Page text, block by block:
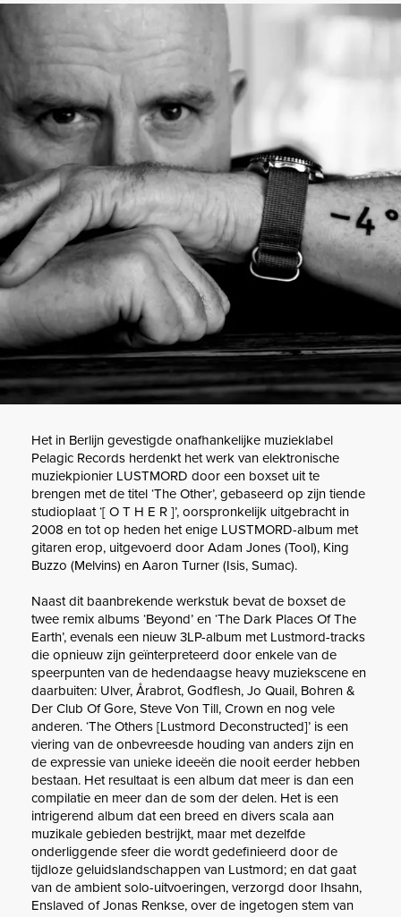
Het in Berlijn gevestigde onafhankelijke muzieklabel
Pelagic Records herdenkt het werk van elektronische
muziekpionier LUSTMORD door een boxset uit te
brengen met de titel ‘The Other’, gebaseerd op zijn tiende
studioplaat ‘[ O T H E R ]’, oorspronkelijk uitgebracht in
2008 en tot op heden het enige LUSTMORD-album met
gitaren erop, uitgevoerd door Adam Jones (Tool), King
Buzzo (Melvins) en Aaron Turner (Isis, Sumac).
Naast dit baanbrekende werkstuk bevat de boxset de
twee remix albums ‘Beyond’ en ‘The Dark Places Of The
Earth’, evenals een nieuw 3LP-album met Lustmord-tracks
die opnieuw zijn geïnterpreteerd door enkele van de
speerpunten van de hedendaagse heavy muziekscene en
daarbuiten: Ulver, Årabrot, Godflesh, Jo Quail, Bohren &
Der Club Of Gore, Steve Von Till, Crown en nog vele
anderen. ‘The Others [Lustmord Deconstructed]’ is een
viering van de onbevreesde houding van anders zijn en
de expressie van unieke ideeën die nooit eerder hebben
bestaan. Het resultaat is een album dat meer is dan een
compilatie en meer dan de som der delen. Het is een
intrigerend album dat een breed en divers scala aan
muzikale gebieden bestrijkt, maar met dezelfde
onderliggende sfeer die wordt gedefinieerd door de
tijdloze geluidslandschappen van Lustmord; en dat gaat
van de ambient solo-uitvoeringen, verzorgd door Ihsahn,
Enslaved of Jonas Renkse, over de ingetogen stem van